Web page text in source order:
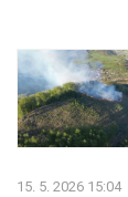
15. 5. 2026 15:04